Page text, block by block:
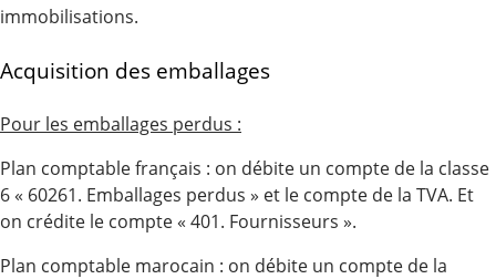
immobilisations.
Acquisition des emballages
Pour les emballages perdus :
Plan comptable français : on débite un compte de la classe
6 « 60261. Emballages perdus » et le compte de la TVA. Et
on crédite le compte « 401. Fournisseurs ».
Plan comptable marocain : on débite un compte de la